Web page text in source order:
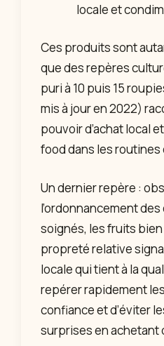
locale et
Ces produits sont
que des repères
puri à 10 puis 15
mis à jour en 2022)
pouvoir d’achat local
food dans les
Un dernier repère :
l’ordonnancement
soignés, les fruits
propreté relative
locale qui tient à la
repérer rapidement
confiance et d’éviter
surprises en achetant